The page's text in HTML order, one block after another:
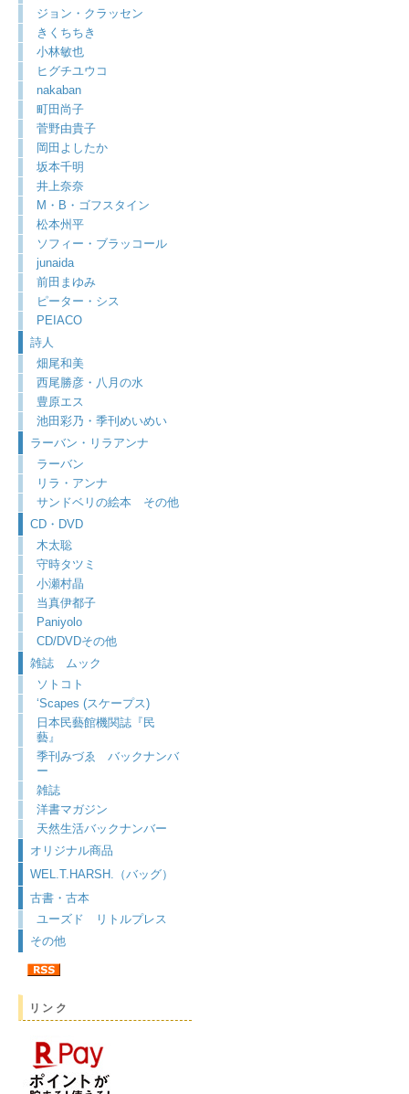
ジョン・クラッセン
きくちちき
小林敏也
ヒグチユウコ
nakaban
町田尚子
菅野由貴子
岡田よしたか
坂本千明
井上奈奈
M・B・ゴフスタイン
松本州平
ソフィー・ブラッコール
junaida
前田まゆみ
ピーター・シス
PEIACO
詩人
畑尾和美
西尾勝彦・八月の水
豊原エス
池田彩乃・季刊めいめい
ラーバン・リラアンナ
ラーバン
リラ・アンナ
サンドベリの絵本 その他
CD・DVD
木太聡
守時タツミ
小瀬村晶
当真伊都子
Paniyolo
CD/DVDその他
雑誌 ムック
ソトコト
‘Scapes (スケープス)
日本民藝館機関誌『民
藝』
季刊みづゑ バックナンバ
ー
雑誌
洋書マガジン
天然生活バックナンバー
オリジナル商品
WEL.T.HARSH.（バッグ）
古書・古本
ユーズド リトルプレス
その他
リンク